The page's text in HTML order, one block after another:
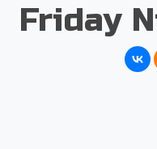
Friday